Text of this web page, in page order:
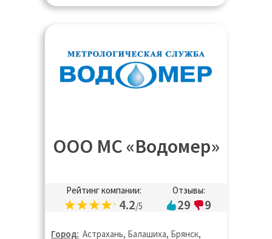
ООО МС «Водомер»
Рейтинг компании:
4.2/5
Отзывы:
29 9
Город: Астрахань, Балашиха, Брянск,